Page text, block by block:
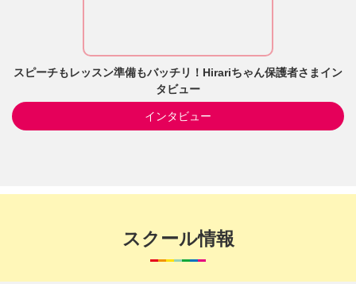
スピーチもレッスン準備もバッチリ！Hirariちゃん保護者さまイン
タビュー
インタビュー
スクール情報